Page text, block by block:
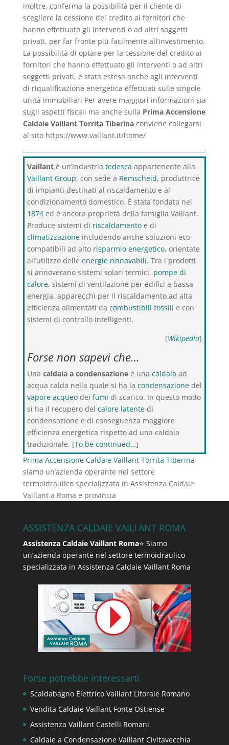
inoltre, conferma la possibilità per il cliente di
scegliere la cessione del credito ai fornitori che
hanno effettuato gli interventi o ad altri soggetti
privati, per far fronte più facilmente all’investimento.
La possibilità di optare per la cessione del credito ai
fornitori che hanno effettuato gli interventi o ad altri
soggetti privati, è stata estesa anche agli interventi
di riqualificazione energetica effettuati sulle singole
unità immobiliari Per avere maggiori informazioni sia
sugli aspetti fiscali ma anche sulla Prima Accensione
Caldaie Vaillant Torrita Tiberinaconviene collegarsi
al sito https://www.vaillant.it/home/
Vaillantè un’industria tedesca appartenente alla
Vaillant Group, con sede a Remscheid, produttrice
di impianti destinati al riscaldamento e al
condizionamento domestico. È stata fondata nel
1874ed è ancora proprietà della famiglia Vaillant.
Produce sistemi di riscaldamentoe di
climatizzazioneincludendo anche soluzioni eco-
compatibili ad alto risparmio energetico, orientate
all’utilizzo delle energie rinnovabili. Tra i prodotti
si annoverano sistemi solari termici, pompe di
calore, sistemi di ventilazione per edifici a bassa
energia, apparecchi per il riscaldamento ad alta
efficienza alimentati da combustibili fossili e con
sistemi di controllo intelligenti.
[Wikipedia]
Forse non sapevi che…
Una caldaia a condensazioneè una caldaia ad
acqua calda nella quale si ha la condensazionedel
vapore acqueodei fumi di scarico. In questo modo
si ha il recupero del calore latentedi
condensazione e di conseguenza maggiore
efficienza energetica rispetto ad una caldaia
tradizionale. [To be continued…]
Prima Accensione Caldaie Vaillant Torrita Tiberina
siamo un’azienda operante nel settore
termoidraulico specializzata in Assistenza Caldaie
Vaillant a Roma e provincia
ASSISTENZA CALDAIE VAILLANT ROMA
Assistenza Caldaie Vaillant Roma⭐ Siamo
un’azienda operante nel settore termoidraulico
specializzata in Assistenza Caldaie Vaillant Roma
Forse potrebbe interessarti
Scaldabagno Elettrico Vaillant Litorale Romano
Vendita Caldaie Vaillant Fonte Ostiense
Assistenza Vaillant Castelli Romani
Caldaie a Condensazione Vaillant Civitavecchia